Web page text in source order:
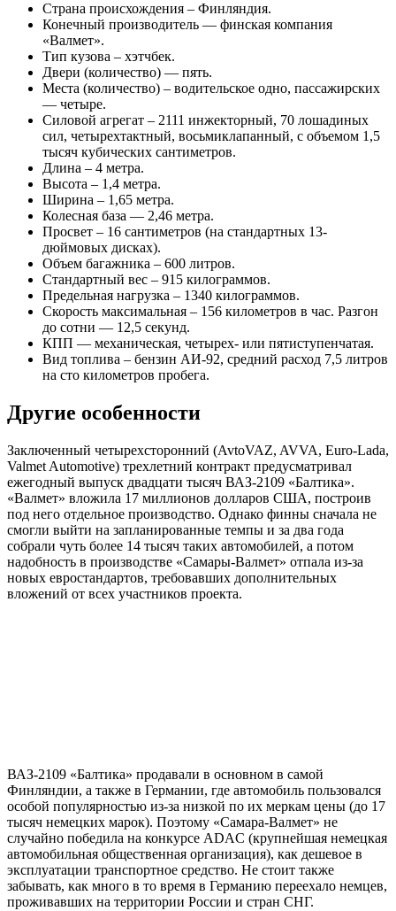
Страна происхождения – Финляндия.
Конечный производитель — финская компания
«Валмет».
Тип кузова – хэтчбек.
Двери (количество) — пять.
Места (количество) – водительское одно, пассажирских
— четыре.
Силовой агрегат – 2111 инжекторный, 70 лошадиных
сил, четырехтактный, восьмиклапанный, с объемом 1,5
тысяч кубических сантиметров.
Длина – 4 метра.
Высота – 1,4 метра.
Ширина – 1,65 метра.
Колесная база — 2,46 метра.
Просвет – 16 сантиметров (на стандартных 13-
дюймовых дисках).
Объем багажника – 600 литров.
Стандартный вес – 915 килограммов.
Предельная нагрузка – 1340 килограммов.
Скорость максимальная – 156 километров в час. Разгон
до сотни — 12,5 секунд.
КПП — механическая, четырех- или пятиступенчатая.
Вид топлива – бензин АИ-92, средний расход 7,5 литров
на сто километров пробега.
Другие особенности
Заключенный четырехсторонний (AvtoVAZ, AVVA, Euro-Lada,
Valmet Automotive) трехлетний контракт предусматривал
ежегодный выпуск двадцати тысяч ВАЗ-2109 «Балтика».
«Валмет» вложила 17 миллионов долларов США, построив
под него отдельное производство. Однако финны сначала не
смогли выйти на запланированные темпы и за два года
собрали чуть более 14 тысяч таких автомобилей, а потом
надобность в производстве «Самары-Валмет» отпала из-за
новых евростандартов, требовавших дополнительных
вложений от всех участников проекта.
ВАЗ-2109 «Балтика» продавали в основном в самой
Финляндии, а также в Германии, где автомобиль пользовался
особой популярностью из-за низкой по их меркам цены (до 17
тысяч немецких марок). Поэтому «Самара-Валмет» не
случайно победила на конкурсе ADAC (крупнейшая немецкая
автомобильная общественная организация), как дешевое в
эксплуатации транспортное средство. Не стоит также
забывать, как много в то время в Германию переехало немцев,
проживавших на территории России и стран СНГ.